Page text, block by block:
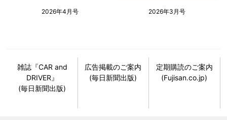
2026年4月号 2026年3月号
雑誌『CAR and
DRIVER』
(毎日新聞出版)
広告掲載のご案内
(毎日新聞出版)
定期購読のご案内
(Fujisan.co.jp)